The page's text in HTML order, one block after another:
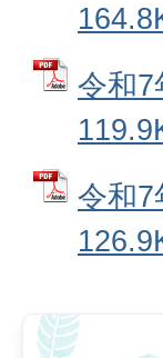
令和7
令和7